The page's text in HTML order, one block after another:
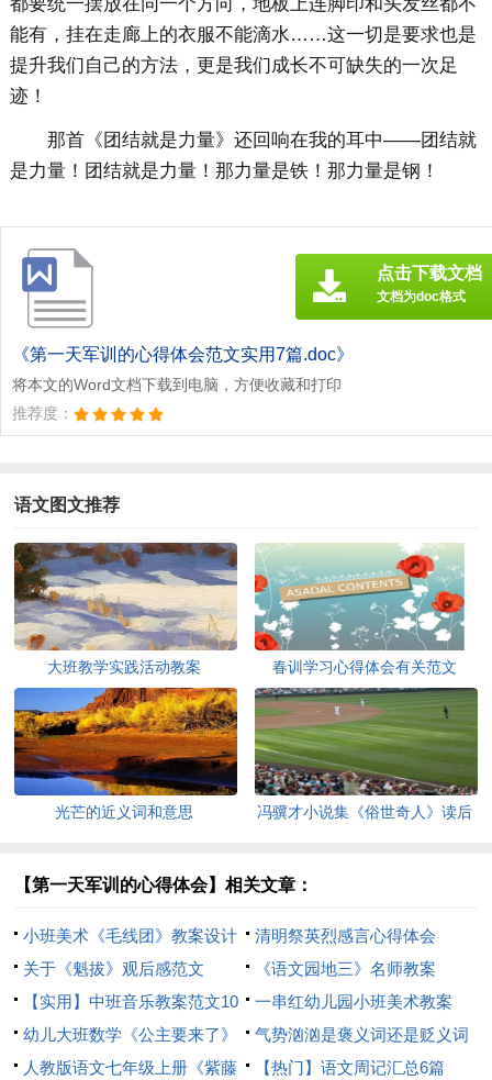
能有，挂在走廊上的衣服不能滴水……这一切是要求也是
提升我们自己的方法，更是我们成长不可缺失的一次足
迹！
那首《团结就是力量》还回响在我的耳中——团结就
是力量！团结就是力量！那力量是铁！那力量是钢！
《第一天军训的心得体会范文实用7篇.doc》
将本文的Word文档下载到电脑，方便收藏和打印
推荐度：
点击下载文档
文档为doc格式
语文图文推荐
大班教学实践活动教案 春训学习心得体会有关范文
光芒的近义词和意思
冯骥才小说集《俗世奇人》读后
【第一天军训的心得体会】相关文章：
小班美术《毛线团》教案设计
儿童
清明祭英烈感言心得体会
关于《魁拔》观后感范文
《语文园地三》名师教案
【实用】中班音乐教案范文10
篇
一串红幼儿园小班美术教案
幼儿大班数学《公主要来了》
教案
气势汹汹是褒义词还是贬义词
人教版语文七年级上册《紫藤
【热门】语文周记汇总6篇